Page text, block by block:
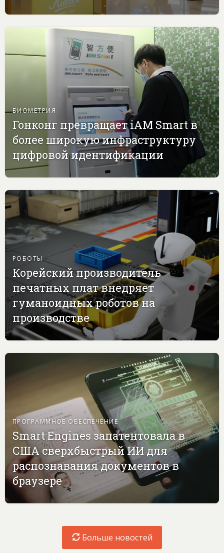
БИОМЕТРИЯ
Гонконг превращает iAM Smart в
более широкую инфраструктуру
цифровой идентификации
РОБОТЫ
Корейский производитель
печатных плат внедряет
гуманоидных роботов на
производстве
ПРОГРАММНОЕ ОБЕСПЕЧЕНИЕ
Smart Engines запатентовала в
США сверхбыстрый ИИ для
распознавания документов в
браузере
Больше новостей